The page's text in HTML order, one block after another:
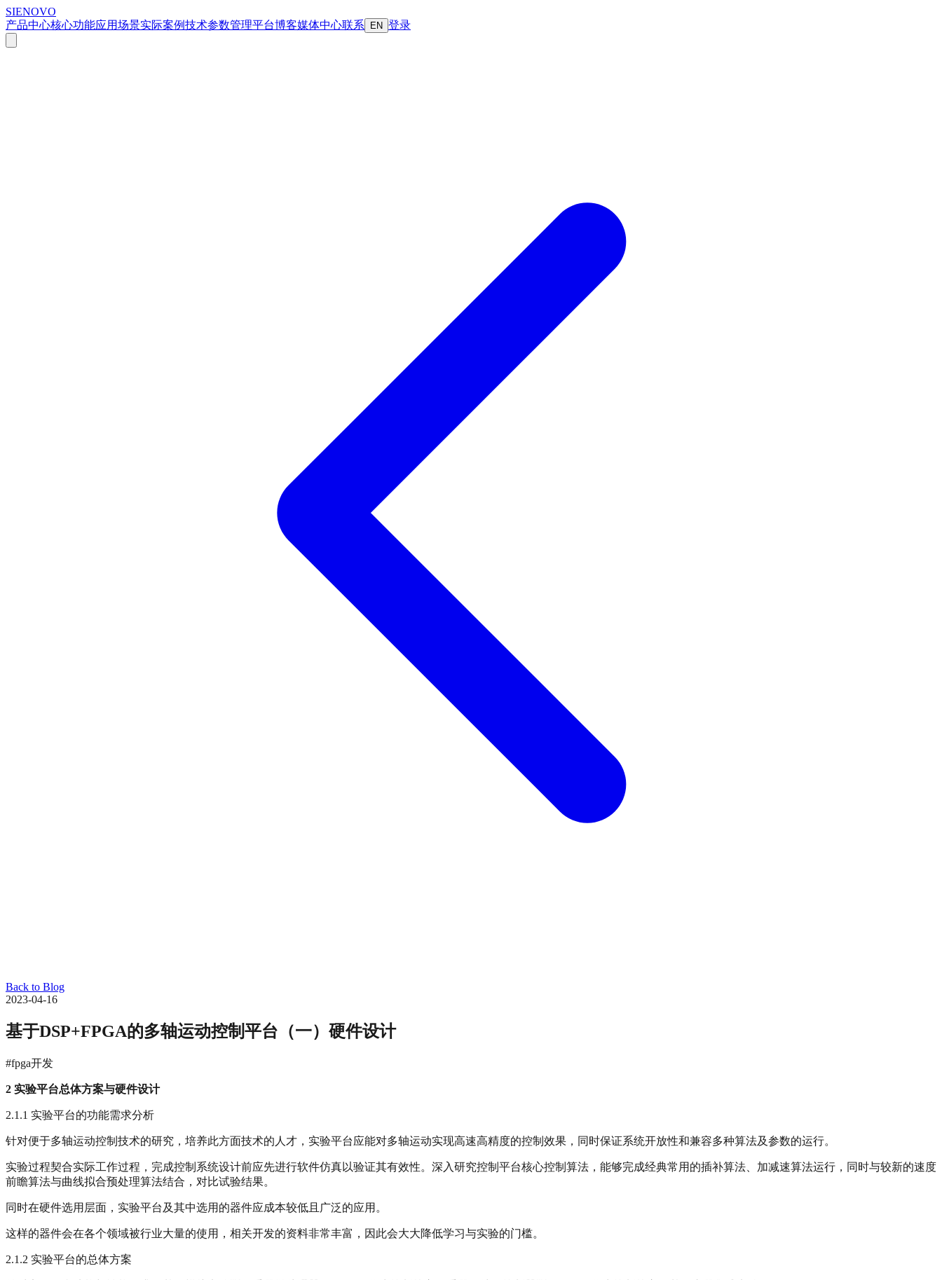
SIENOVO
产品中心核心功能应用场景实际案例技术参数管理平台博客媒体中心联系 EN 登录
Back to Blog
2023-04-16
基于DSP+FPGA的多轴运动控制平台（一）硬件设计
#fpga开发
2 实验平台总体方案与硬件设计
2.1.1 实验平台的功能需求分析
针对便于多轴运动控制技术的研究，培养此方面技术的人才，实验平台应能对多轴运动实现高速高精度的控制效果，同时保证系统开放性和兼容多种算法及参数的运行。
实验过程契合实际工作过程，完成控制系统设计前应先进行软件仿真以验证其有效性。深入研究控制平台核心控制算法，能够完成经典常用的插补算法、加减速算法运行，同时与较新的速度
前瞻算法与曲线拟合预处理算法结合，对比试验结果。
同时在硬件选用层面，实验平台及其中选用的器件应成本较低且广泛的应用。
这样的器件会在各个领域被行业大量的使用，相关开发的资料非常丰富，因此会大大降低学习与实验的门槛。
2.1.2 实验平台的总体方案